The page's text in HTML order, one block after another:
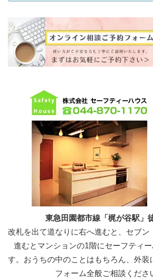
東急田園都市線「梶が谷駅」
改札を出て道なりに右へ進むと、セブン
進むとマンションの1階にセーフティ
す。おうちの中のことはもちろん、外装
フォーム全般ご相談くださ